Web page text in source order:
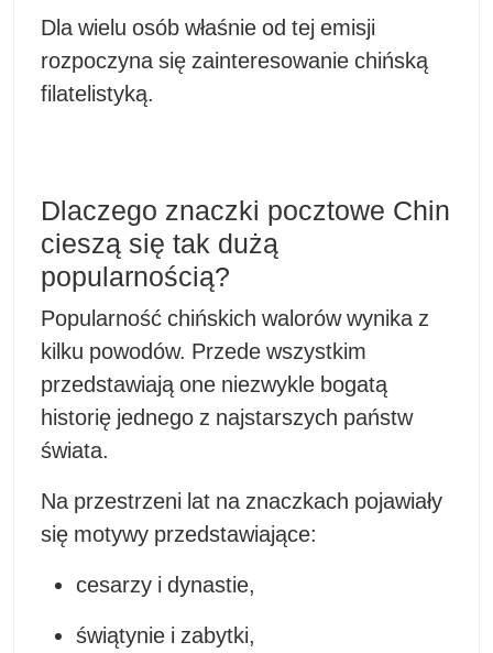
Dla wielu osób właśnie od tej emisji
rozpoczyna się zainteresowanie chińską
filatelistyką.
Dlaczego znaczki pocztowe Chin
cieszą się tak dużą
popularnością?
Popularność chińskich walorów wynika z
kilku powodów. Przede wszystkim
przedstawiają one niezwykle bogatą
historię jednego z najstarszych państw
świata.
Na przestrzeni lat na znaczkach pojawiały
się motywy przedstawiające:
cesarzy i dynastie,
świątynie i zabytki,